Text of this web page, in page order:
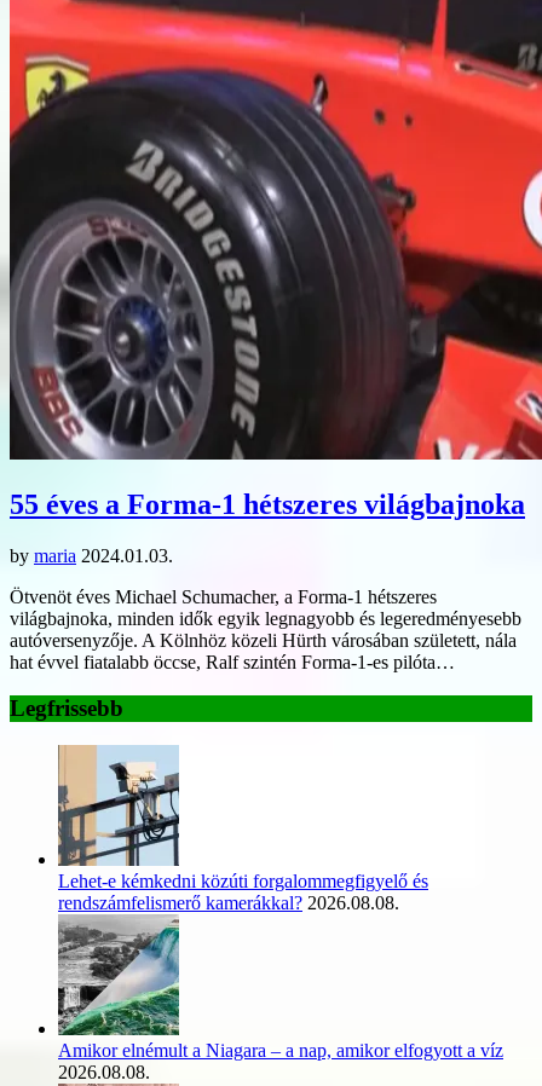
55 éves a Forma-1 hétszeres világbajnoka
by maria 2024.01.03.
Ötvenöt éves Michael Schumacher, a Forma-1 hétszeres
világbajnoka, minden idők egyik legnagyobb és legeredményesebb
autóversenyzője. A Kölnhöz közeli Hürth városában született, nála
hat évvel fiatalabb öccse, Ralf szintén Forma-1-es pilóta…
Legfrissebb
Lehet-e kémkedni közúti forgalommegfigyelő és
rendszámfelismerő kamerákkal? 2026.08.08.
Amikor elnémult a Niagara – a nap, amikor elfogyott a víz
2026.08.08.